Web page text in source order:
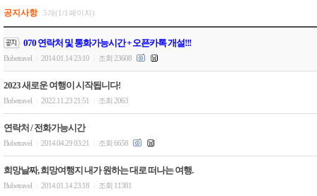
공지사항 5개(1/1페이지)
070 연락처 및 통화가능시간 + 오픈카톡 개설!!!
Bubetravel 2014.01.14 23:10 조회 23608
2023 새로운 여행이 시작됩니다!
Bubetravel 2022.11.23 21:51 조회 2063
연락처 / 전화가능시간
Bubetravel 2014.04.29 03:21 조회 6658
희망날짜, 희망여행지 내가 원하는 대로 떠나는 여행.
Bubetravel 2014.01.14 23:18 조회 11381